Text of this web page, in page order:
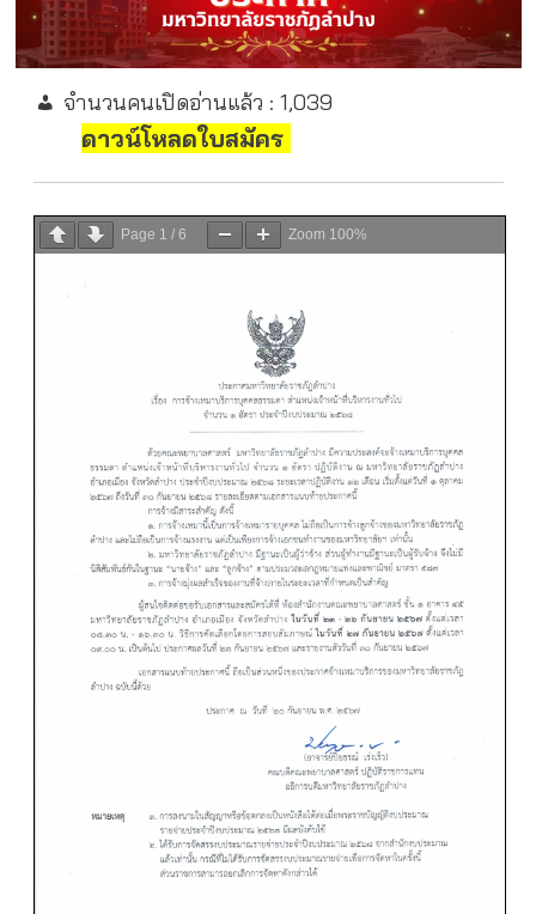
จำนวนคนเปิดอ่านแล้ว : 1,039
ดาวน์โหลดใบสมัคร
Page 1 / 6 Zoom 100%